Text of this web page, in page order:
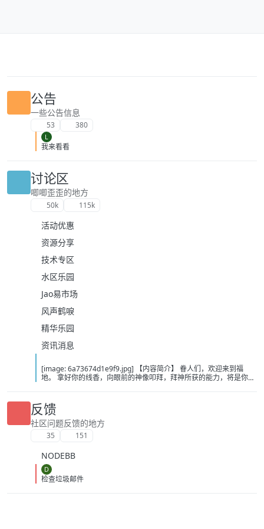
公告
一些公告信息
53 380
L
我来看看
讨论区
唧唧歪歪的地方
50k 115k
活动优惠
资源分享
技术专区
水区乐园
Jao易市场
风声鹤唳
精华乐园
资讯消息
[image: 6a73674d1e9f9.jpg] 【内容简介】 眷人们，欢迎来到福
地。 拿好你的线香，向眼前的神像叩拜，拜神所获的能力，将是你们
悲剧轮回…… 【作者简介】 作者：幻梦猎人，起点中文网作者，代表
作品：《灾厄收容所》《诡异分解指南》《天灾疯人院》《基因收容
所》等 【下载地址】 百度：
https://pan.baidu.com/s/1CTpsB1_Ju5NwzAhO0MvwZQ?pwd=9a1v
夸克：https://pan.quark.cn/s/ffe07719ebb3?pwd=aUYh 移动：
反馈
社区问题反馈的地方
35 151
NODEBB
D
检查垃圾邮件